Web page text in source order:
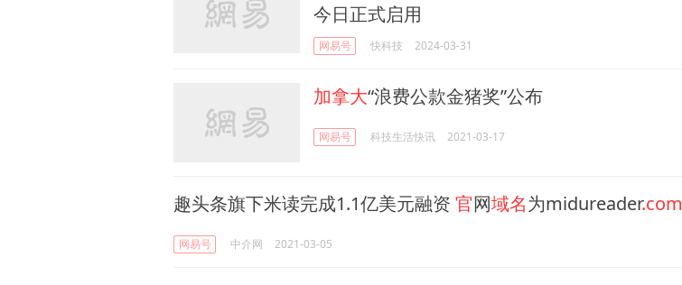
今日正式启用
网易号 快科技 2024-03-31
加拿大“浪费公款金猪奖”公布
网易号 科技生活快讯 2021-03-17
趣头条旗下米读完成1.1亿美元融资 官网域名为midureader.com
网易号 中介网 2021-03-05